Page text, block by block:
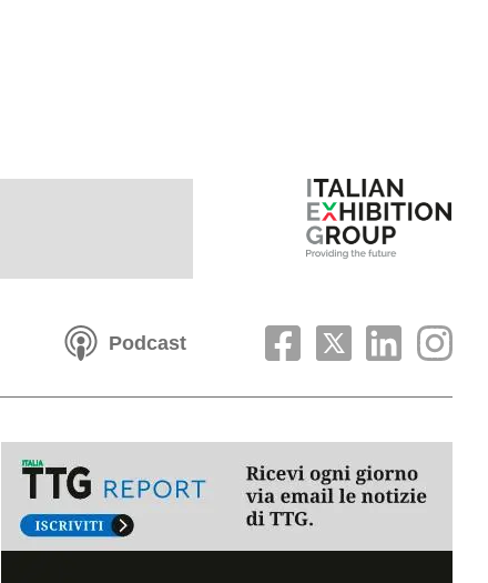
Podcast